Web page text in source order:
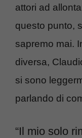
attori ad
questo punto,
sapremo mai.
diversa,
si sono
parlando di
“Il mio solo